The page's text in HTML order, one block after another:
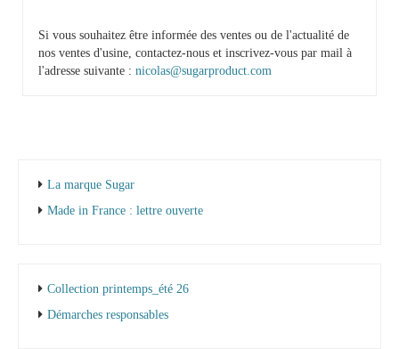
Si vous souhaitez être informée des ventes ou de l'actualité de
nos ventes d'usine, contactez-nous et inscrivez-vous par mail à
l'adresse suivante : nicolas@sugarproduct.com
La marque Sugar
Made in France : lettre ouverte
Collection printemps_été 26
Démarches responsables